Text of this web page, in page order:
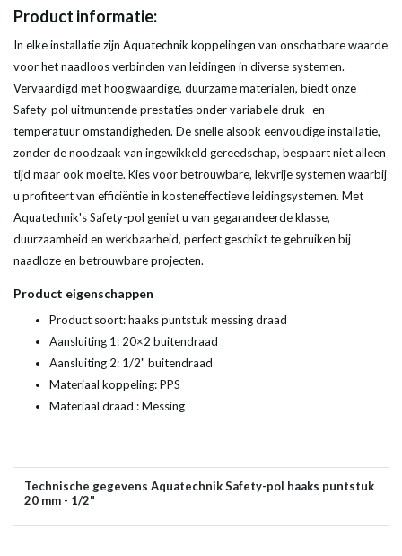
Product informatie:
In elke installatie zijn Aquatechnik koppelingen van onschatbare waarde
voor het naadloos verbinden van leidingen in diverse systemen.
Vervaardigd met hoogwaardige, duurzame materialen, biedt onze
Safety-pol uitmuntende prestaties onder variabele druk- en
temperatuur omstandigheden. De snelle alsook eenvoudige installatie,
zonder de noodzaak van ingewikkeld gereedschap, bespaart niet alleen
tijd maar ook moeite. Kies voor betrouwbare, lekvrije systemen waarbij
u profiteert van efficiëntie in kosteneffectieve leidingsystemen. Met
Aquatechnik's Safety-pol geniet u van gegarandeerde klasse,
duurzaamheid en werkbaarheid, perfect geschikt te gebruiken bij
naadloze en betrouwbare projecten.
Product eigenschappen
Product soort: haaks puntstuk messing draad
Aansluiting 1: 20×2 buitendraad
Aansluiting 2: 1/2" buitendraad
Materiaal koppeling: PPS
Materiaal draad : Messing
Technische gegevens Aquatechnik Safety-pol haaks puntstuk
20 mm - 1/2"